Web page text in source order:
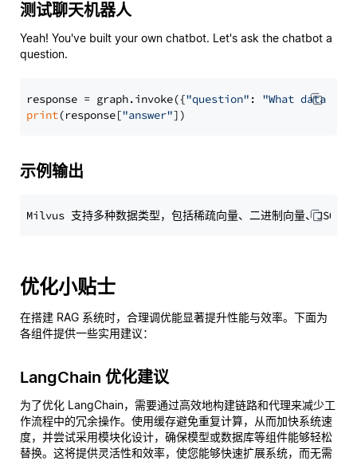
测试聊天机器人
Yeah! You've built your own chatbot. Let's ask the chatbot a
question.
response = graph.invoke({"question" : "What data
print(response["answer"
示例输出
优化小贴士
在搭建 RAG 系统时，合理调优能显著提升性能与效率。下面为
各组件提供一些实用建议：
LangChain 优化建议
为了优化 LangChain，需要通过高效地构建链路和代理来减少工
作流程中的冗余操作。使用缓存避免重复计算，从而加快系统速
度，并尝试采用模块化设计，确保模型或数据库等组件能够轻松
替换。这将提供灵活性和效率，使您能够快速扩展系统，而无需